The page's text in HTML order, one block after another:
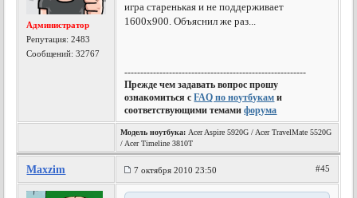
Администратор
Репутация:2483
Сообщений: 32767
игра старенькая и не поддерживает
1600х900. Объяснил же раз...
---------------------------------------------------------
Прежде чем задавать вопрос прошу
ознакомиться сFAQ по ноутбукам и
соответствующими темамифорума
Модель ноутбука: Acer Aspire 5920G / Acer TravelMate 5520G
/ Acer Timeline 3810T
Maxzim 7 октября 2010 23:50 #45